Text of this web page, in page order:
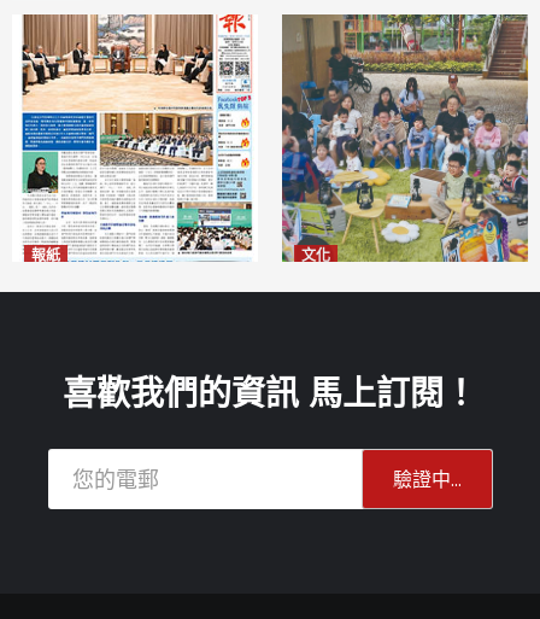
報紙 文化
喜歡我們的資訊 馬上訂閱！